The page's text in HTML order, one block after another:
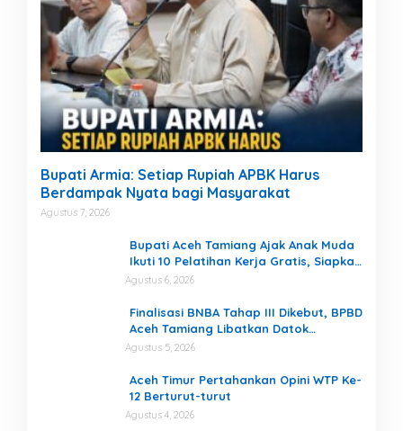
Bupati Armia: Setiap Rupiah APBK Harus
Berdampak Nyata bagi Masyarakat
Agustus 7, 2026
Bupati Aceh Tamiang Ajak Anak Muda
Ikuti 10 Pelatihan Kerja Gratis, Siapkan
SDM Siap Kerja dan Berwirausaha
Agustus 6, 2026
Finalisasi BNBA Tahap III Dikebut, BPBD
Aceh Tamiang Libatkan Datok
Penghulu untuk Vervali Stimulan
Agustus 5, 2026
Aceh Timur Pertahankan Opini WTP Ke-
12 Berturut-turut
Agustus 4, 2026